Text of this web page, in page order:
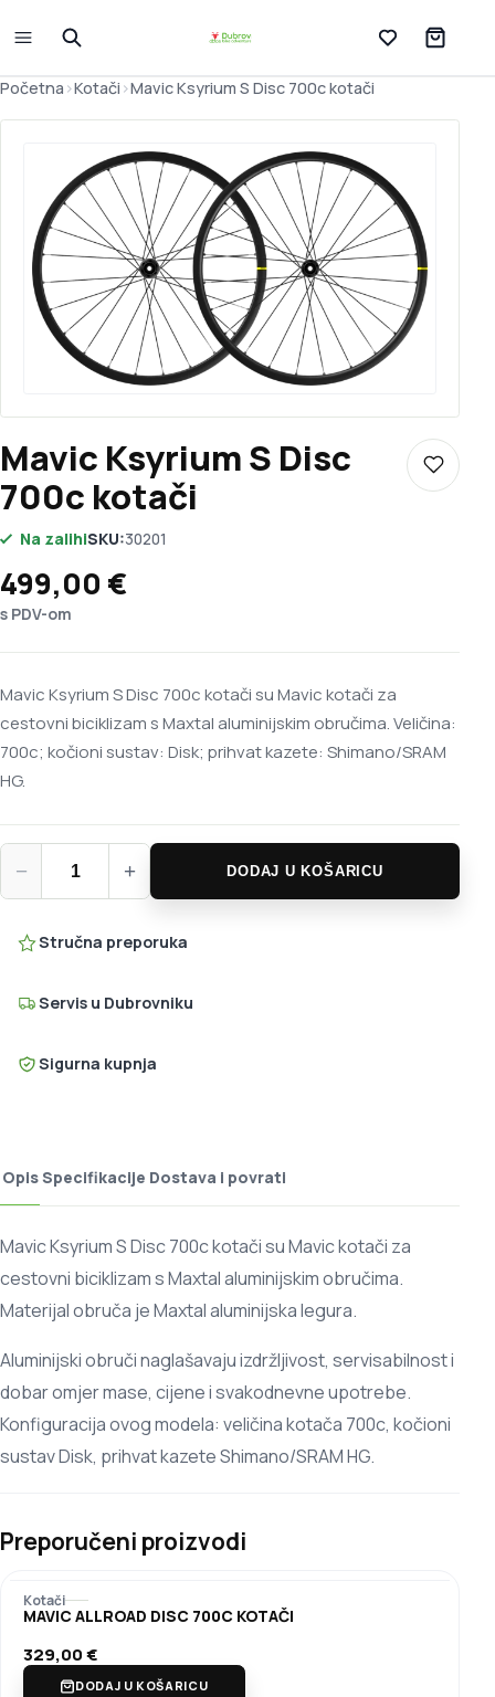
Lista želja
Početna >Kotači >Mavic Ksyrium S Disc 700c kotači
Mavic Ksyrium S Disc
700c kotači
Dodaj
Na zalihiSKU:30201
499,00 €
s PDV-om
Mavic Ksyrium S Disc 700c kotači su Mavic kotači za
cestovni biciklizam s Maxtal aluminijskim obručima. Veličina:
700c; kočioni sustav: Disk; prihvat kazete: Shimano/SRAM
HG.
−
Mavic Ksyrium S Disc 700c kotači količina
+ DODAJ U KOŠARICU
Stručna preporuka
Servis u Dubrovniku
Sigurna kupnja
OpisSpecifikacije Dostava i povrati
Mavic Ksyrium S Disc 700c kotači su Mavic kotači za
cestovni biciklizam s Maxtal aluminijskim obručima.
Materijal obruča je Maxtal aluminijska legura.
Aluminijski obruči naglašavaju izdržljivost, servisabilnost i
dobar omjer mase, cijene i svakodnevne upotrebe.
Konfiguracija ovog modela: veličina kotača 700c, kočioni
sustav Disk, prihvat kazete Shimano/SRAM HG.
Preporučeni proizvodi
Kotači
MAVIC ALLROAD DISC 700C KOTAČI
329,00€
DODAJ U KOŠARICU